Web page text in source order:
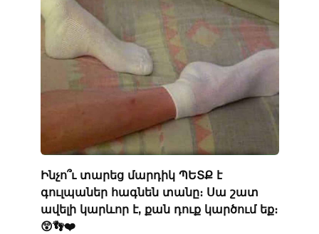
Ինչո՞ւ տարեց մարդիկ ՊԵՏՔ է
գուլպաներ հագնեն տանը։ Սա շատ
ավելի կարևոր է, քան դուք կարծում եք։
😲👣❤️